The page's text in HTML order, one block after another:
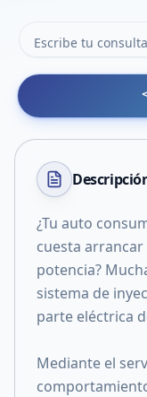
¿Tu auto
cuesta
potencia?
sistema de
parte eléctrica
Mediante el